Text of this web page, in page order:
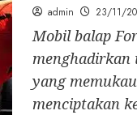
admin 23/11/
Mobil balap
menghadirkan
yang
menciptakan